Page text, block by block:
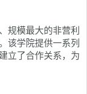
模最大的非营利
该学院提供一系列
立了合作关系，为